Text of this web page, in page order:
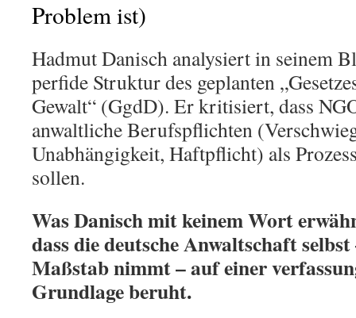
Problem ist)
Hadmut Danisch analysiert in seinem
perfide Struktur des geplanten
Gewalt“ (GgdD). Er kritisiert, dass
anwaltliche Berufspflichten
Unabhängigkeit, Haftpflicht) als
sollen.
Was Danisch mit keinem Wort
dass die deutsche Anwaltschaft
Maßstab nimmt – auf einer
Grundlage beruht.